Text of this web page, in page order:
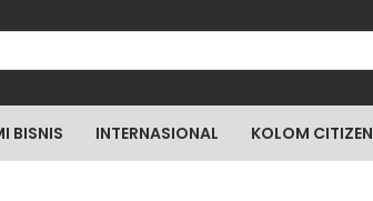
BISNIS INTERNASIONAL KOLOM CITIZEN